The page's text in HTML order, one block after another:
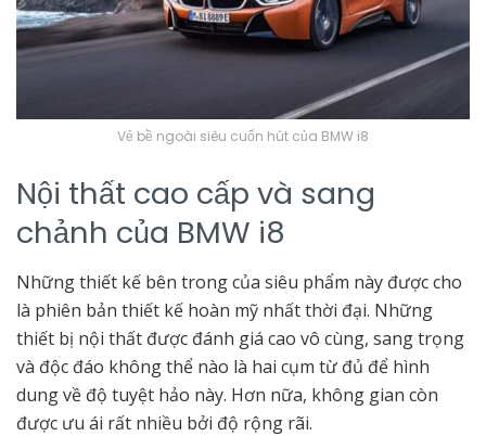
Vẻ bề ngoài siêu cuốn hút của BMW i8
Nội thất cao cấp và sang
chảnh của BMW i8
Những thiết kế bên trong của siêu phẩm này được cho
là phiên bản thiết kế hoàn mỹ nhất thời đại. Những
thiết bị nội thất được đánh giá cao vô cùng, sang trọng
và độc đáo không thể nào là hai cụm từ đủ để hình
dung về độ tuyệt hảo này. Hơn nữa, không gian còn
được ưu ái rất nhiều bởi độ rộng rãi.